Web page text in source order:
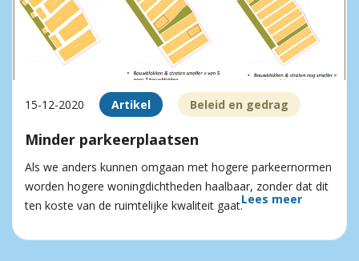
15-12-2020 Artikel Beleid en gedrag
Minder parkeerplaatsen
Als we anders kunnen omgaan met hogere parkeernormen
worden hogere woningdichtheden haalbaar, zonder dat dit
ten koste van de ruimtelijke kwaliteit gaat.Lees meer